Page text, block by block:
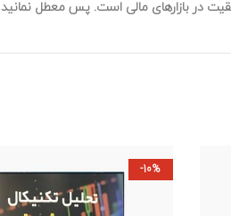
در بازارهای مالی است. پس معطل نمانید
-10%